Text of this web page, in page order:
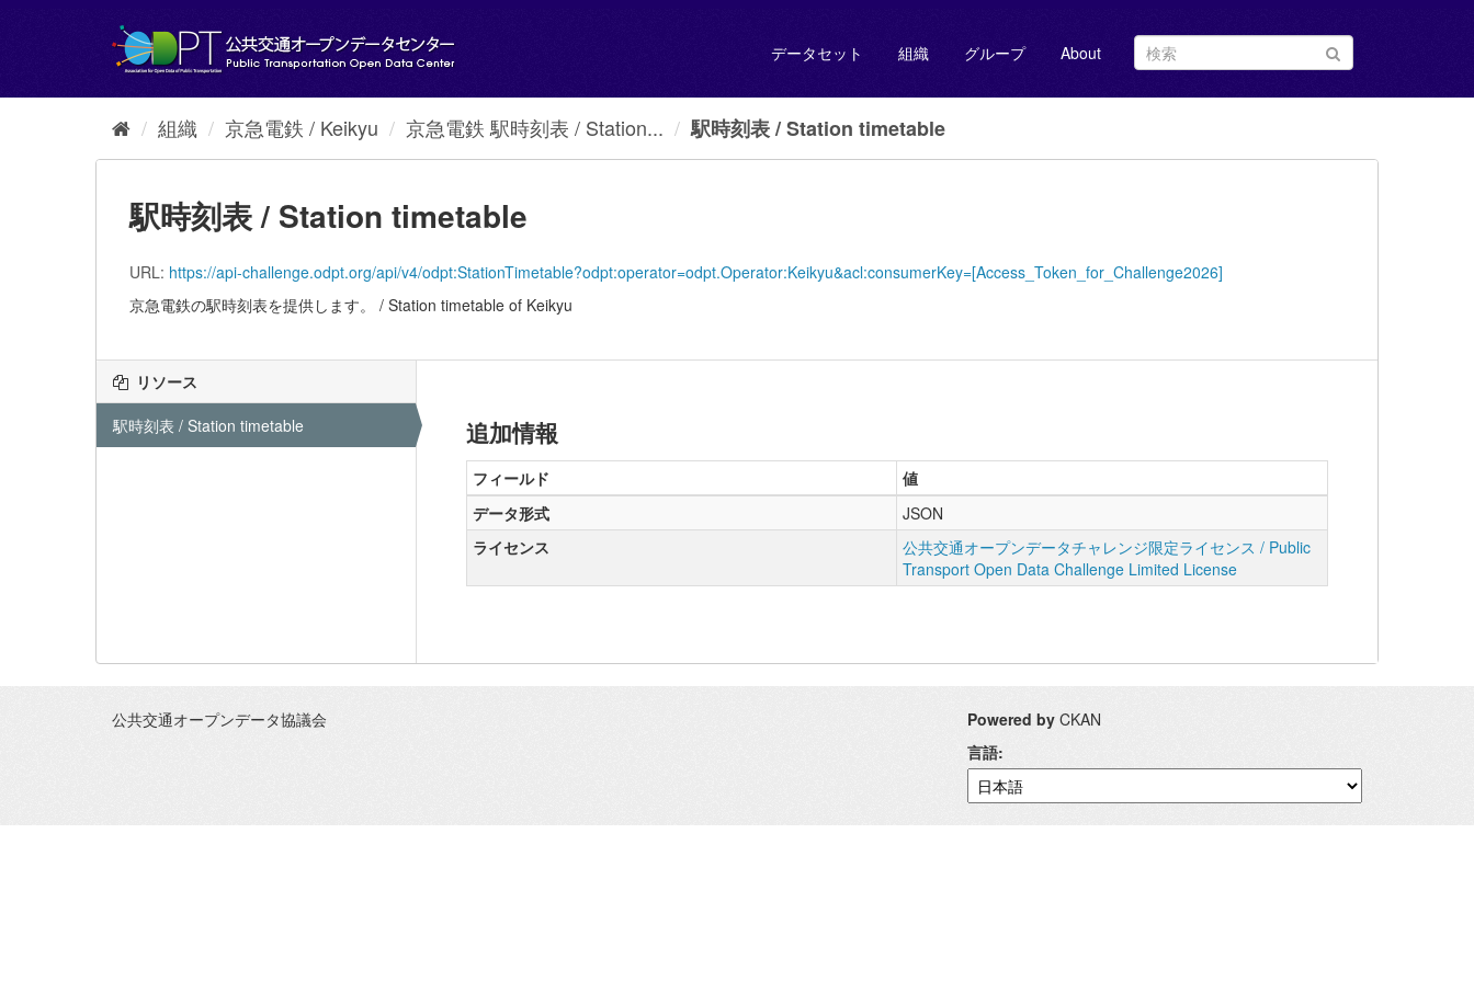
し
データセット 組織 グループ About
組織 京急電鉄 / Keikyu 京急電鉄 駅時刻表 / Station... 駅時刻表 / Station timetable
駅時刻表 / Station timetable
URL: https://api-challenge.odpt.org/api/v4/odpt:StationTimetable?odpt:operator=odpt.Operator:Keikyu&acl:consumerKey=[Access_Token_for_Challenge2026]
京急電鉄の駅時刻表を提供します。 / Station timetable of Keikyu
リソース
駅時刻表 / Station timetable
追加情報
フィールド
値
データ形式
JSON
ライセンス
公共交通オープンデータチャレンジ限定ライセンス / Public
Transport Open Data Challenge Limited License
公共交通オープンデータ協議会 Powered by CKAN
言語